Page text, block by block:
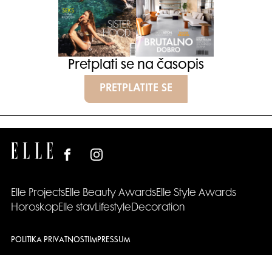
Pretplati se na časopis
PRETPLATITE SE
Elle ProjectsElle Beauty AwardsElle Style Awards
HoroskopElle stavLifestyleDecoration
POLITIKA PRIVATNOSTI IMPRESSUM